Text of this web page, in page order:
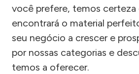
você prefere, temos certeza
encontrará o material
seu negócio a crescer e
por nossas categorias e
temos a oferecer.